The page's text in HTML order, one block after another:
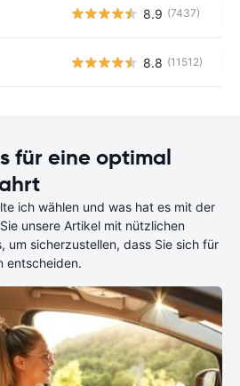
8.9 (7437)
8.8 (11512)
für eine optimal
ich wählen und was hat es mit der
unsere Artikel mit nützlichen
um sicherzustellen, dass Sie sich für
entscheiden.